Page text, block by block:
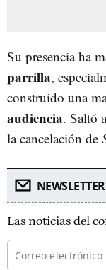
Su presencia ha
parrilla,
construido una
audiencia. Saltó
la cancelación de
Las noticias del